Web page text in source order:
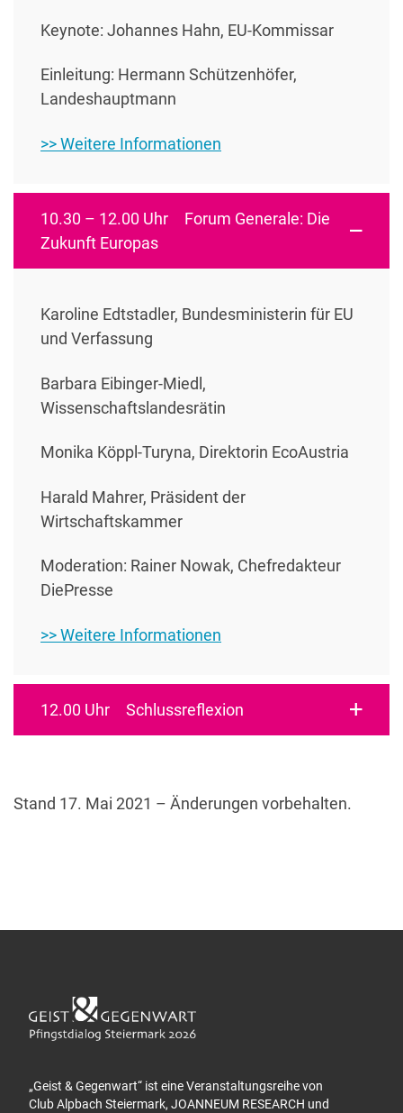
Keynote: Johannes Hahn, EU-Kommissar
Einleitung: Hermann Schützenhöfer,
Landeshauptmann
>> Weitere Informationen
10.30 – 12.00 Uhr Forum Generale: Die
Zukunft Europas
Karoline Edtstadler, Bundesministerin für EU
und Verfassung
Barbara Eibinger-Miedl,
Wissenschaftslandesrätin
Monika Köppl-Turyna, Direktorin EcoAustria
Harald Mahrer, Präsident der
Wirtschaftskammer
Moderation: Rainer Nowak, Chefredakteur
DiePresse
>> Weitere Informationen
12.00 Uhr Schlussreflexion
Stand 17. Mai 2021 – Änderungen vorbehalten.
„Geist & Gegenwart“ ist eine Veranstaltungsreihe von
Club Alpbach Steiermark, JOANNEUM RESEARCH und